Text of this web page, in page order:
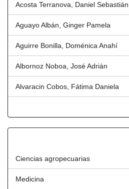
Acosta Terranova, Daniel Sebastián
Aguayo Albán, Ginger Pamela
Aguirre Bonilla, Doménica Anahí
Albornoz Noboa, José Adrián
Alvaracin Cobos, Fátima Daniela
Ciencias agropecuarias
Medicina